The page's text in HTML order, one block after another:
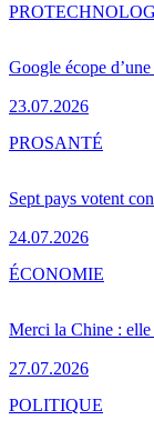
Google écope
23.07.2026
PRO
Sept pays votent
24.07.2026
PROSANTÉ
Merci la Chine : elle
27.07.2026
ÉCONOMIE
POLITIQUE